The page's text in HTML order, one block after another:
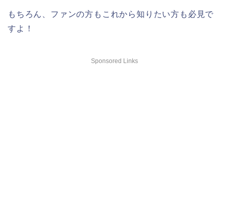
もちろん、ファンの方もこれから知りたい方も必見で
すよ！
Sponsored Links